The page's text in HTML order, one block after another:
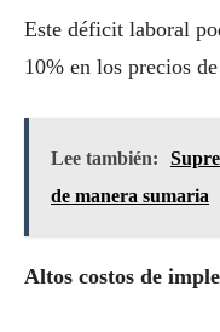
Este déficit laboral
10% en los precios
Lee también:
de manera sumaria
Altos costos de